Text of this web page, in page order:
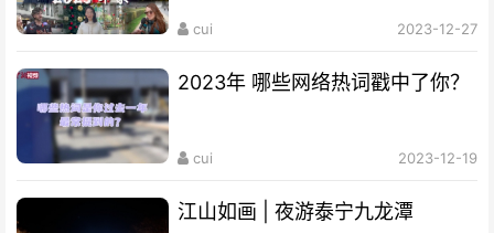
cui 2023-12-27
2023年 哪些网络热词戳中了你？
cui 2023-12-19
江山如画 | 夜游泰宁九龙潭